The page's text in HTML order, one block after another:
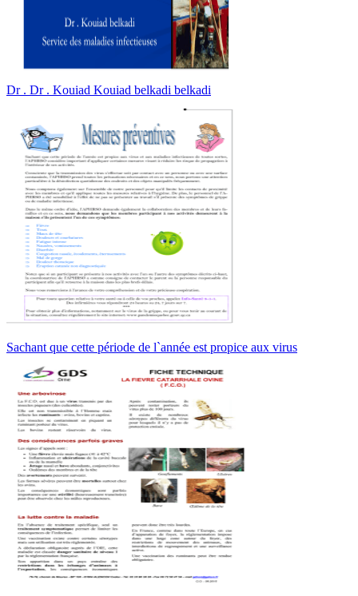
Dr . Dr . Kouiad Kouiad belkadi belkadi
Sachant que cette période de l`année est propice aux virus